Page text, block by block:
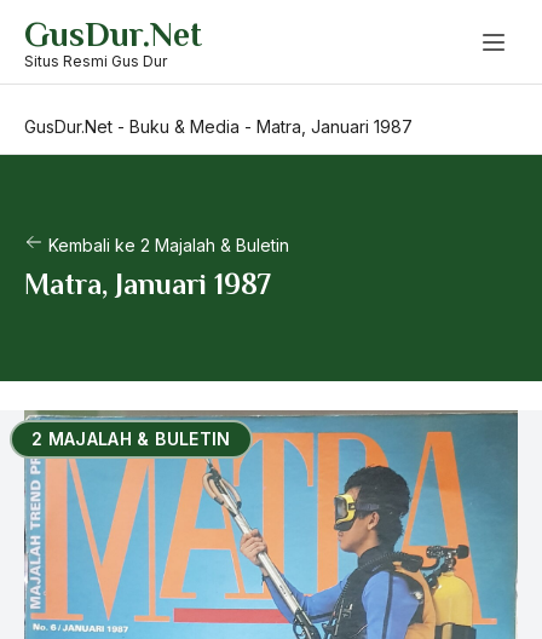
content
GusDur.Net
Situs Resmi Gus Dur
GusDur.Net - Buku & Media - Matra, Januari 1987
Kembali ke 2 Majalah & Buletin
Matra, Januari 1987
2 MAJALAH & BULETIN